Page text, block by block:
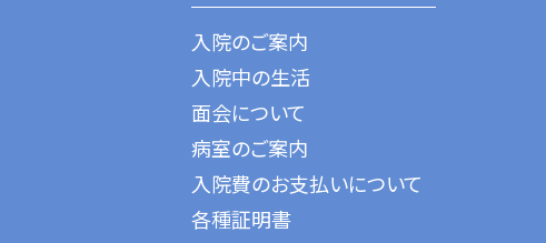
入院のご案内
入院中の生活
面会について
病室のご案内
入院費のお支払いについて
各種証明書